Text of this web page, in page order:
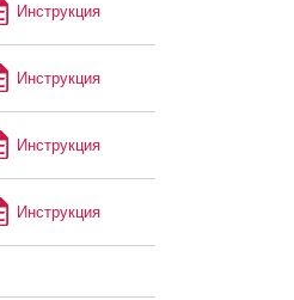
Инструкция
Инструкция
Инструкция
Инструкция